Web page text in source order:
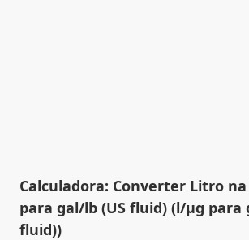
Calculadora: Converter Litro
para gal/lb (US fluid) (l/µg para
fluid))